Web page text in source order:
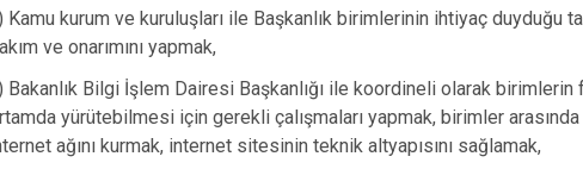
Kamu kurum ve kuruluşları ile Başkanlık birimlerinin ihtiyaç duyduğu
ve onarımını yapmak,
Bakanlık Bilgi İşlem Dairesi Başkanlığı ile koordineli olarak
yürütebilmesi için gerekli çalışmaları yapmak, birimler
ağını kurmak, internet sitesinin teknik altyapısını sağlamak,